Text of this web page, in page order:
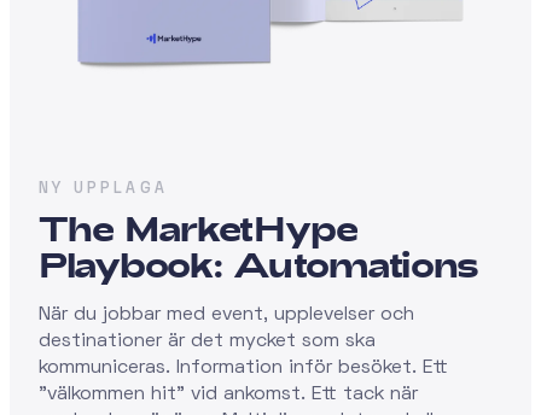
NY UPPLAGA
The MarketHype
Playbook: Automations
När du jobbar med event, upplevelser och
destinationer är det mycket som ska
kommuniceras. Information inför besöket. Ett
"välkommen hit" vid ankomst. Ett tack när